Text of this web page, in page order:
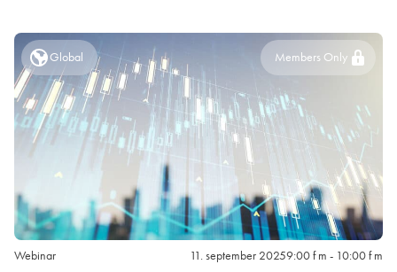
Global Members Only
Webinar 11. september 20259:00 f m - 10:00 f m